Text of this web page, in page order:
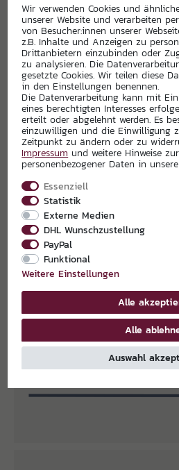
Wimpel 60 Jahre BFC DYNAMO
19,90 €
1 2 3
Seite:1 von
HAUPTSPONSOREN
Wir verwenden Cookies und
unserer Website und verarbeiten
von Besucher:innen unserer
z.B. Inhalte und Anzeigen zu
Drittanbietern einzubinden oder
zu analysieren. Die
gesetzte Cookies. Wir teilen diese
in den Einstellungen benennen.
Die Datenverarbeitung kann mit
eines berechtigten Interesses
erteilt oder abgelehnt werden. Es
einzuwilligen und die Einwilligung
Zeitpunkt zu ändern oder zu
Impressum und weitere Hinweise
personenbezogener Daten in
Essenziell
Statistik
Externe Medien
DHL Wunschzustellung
PayPal
Funktional
Weitere Einstellungen
Alle
Alle
Auswahl